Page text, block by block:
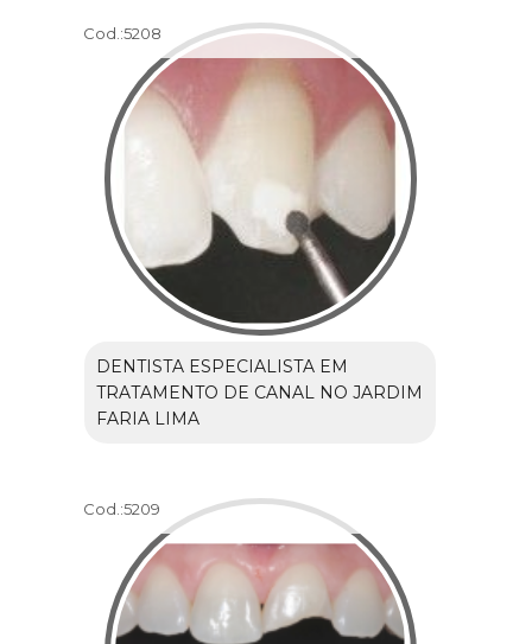
Cod.:5208
DENTISTA ESPECIALISTA EM
TRATAMENTO DE CANAL NO JARDIM
FARIA LIMA
Cod.:5209